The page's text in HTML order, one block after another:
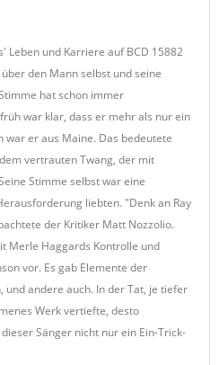
Leben und Karriere auf BCD 15882
den Mann selbst und seine
hat schon immer
war klar, dass er mehr als nur ein
war er aus Maine. Das bedeutete
vertrauten Twang, der mit
Stimme selbst war eine
liebten. "Denk an Ray
der Kritiker Matt Nozzolio.
Merle Haggards Kontrolle und
vor. Es gab Elemente der
und andere auch. In der Tat, je tiefer
Werk vertiefte, desto
Sänger nicht nur ein Ein-Trick-